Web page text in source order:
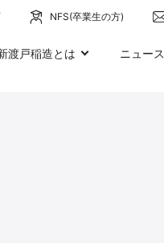
NFS(卒業生の方)
渡戸稲造とは ニュース